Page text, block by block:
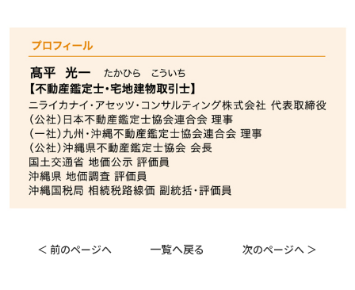
＜ 前のページへ 一覧へ戻る 次のページへ ＞